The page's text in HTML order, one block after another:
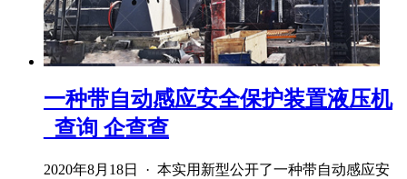
一种带自动感应安全保护装置液压机
_查询 企查查
2020年8月18日 · 本实用新型公开了一种带自动感应安